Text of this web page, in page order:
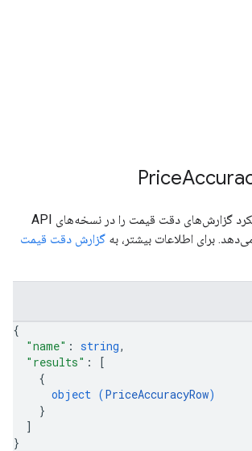
نمای دقت قیمت. عملکرد گزارش‌های دقت قیمت را در نسخه‌های API
گزارش دقت قیمت
{
"name" : string,
"results" :
[
{
object (PriceAccuracyRow)
}
]
}